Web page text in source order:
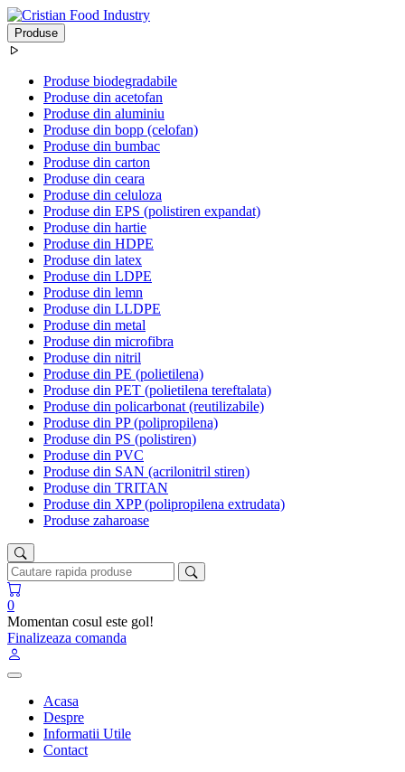
Produse
Produse biodegradabile
Produse din acetofan
Produse din aluminiu
Produse din bopp (celofan)
Produse din bumbac
Produse din carton
Produse din ceara
Produse din celuloza
Produse din EPS (polistiren expandat)
Produse din hartie
Produse din HDPE
Produse din latex
Produse din LDPE
Produse din lemn
Produse din LLDPE
Produse din metal
Produse din microfibra
Produse din nitril
Produse din PE (polietilena)
Produse din PET (polietilena tereftalata)
Produse din policarbonat (reutilizabile)
Produse din PP (polipropilena)
Produse din PS (polistiren)
Produse din PVC
Produse din SAN (acrilonitril stiren)
Produse din TRITAN
Produse din XPP (polipropilena extrudata)
Produse zaharoase
0
Momentan cosul este gol!
Finalizeaza comanda
Acasa
Despre
Informatii Utile
Contact